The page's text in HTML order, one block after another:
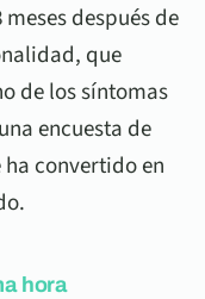
después de
que
de los síntomas
encuesta de
convertido en
hora